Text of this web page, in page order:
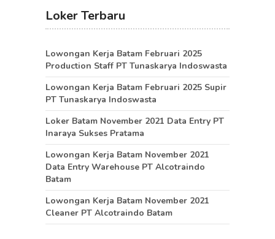
Loker Terbaru
Lowongan Kerja Batam Februari 2025
Production Staff PT Tunaskarya Indoswasta
Lowongan Kerja Batam Februari 2025 Supir
PT Tunaskarya Indoswasta
Loker Batam November 2021 Data Entry PT
Inaraya Sukses Pratama
Lowongan Kerja Batam November 2021
Data Entry Warehouse PT Alcotraindo
Batam
Lowongan Kerja Batam November 2021
Cleaner PT Alcotraindo Batam